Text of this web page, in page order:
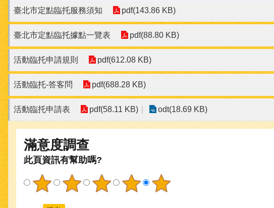
臺北市定點臨托服務須知 pdf(143.86 KB)
臺北市定點臨托據點一覽表 pdf(88.80 KB)
活動臨托申請規則 pdf(612.08 KB)
活動臨托-答客問 pdf(688.28 KB)
活動臨托申請表 pdf(58.11 KB) odt(18.69 KB)
滿意度調查
此頁資訊有幫助嗎?